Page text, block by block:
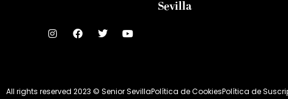
Sevilla
All rights reserved 2023 © Senior SevillaPolítica de CookiesPolítica de